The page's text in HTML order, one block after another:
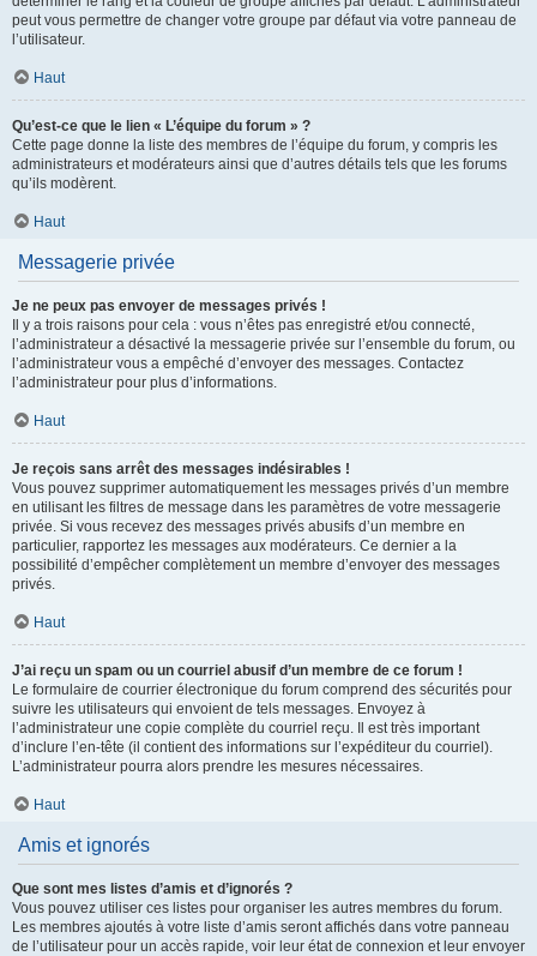
peut vous permettre de changer votre groupe par défaut via votre panneau de
l’utilisateur.
Haut
Qu’est-ce que le lien « L’équipe du forum » ?
Cette page donne la liste des membres de l’équipe du forum, y compris les
administrateurs et modérateurs ainsi que d’autres détails tels que les forums
qu’ils modèrent.
Haut
Messagerie privée
Je ne peux pas envoyer de messages privés !
Il y a trois raisons pour cela : vous n’êtes pas enregistré et/ou connecté,
l’administrateur a désactivé la messagerie privée sur l’ensemble du forum, ou
l’administrateur vous a empêché d’envoyer des messages. Contactez
l’administrateur pour plus d’informations.
Haut
Je reçois sans arrêt des messages indésirables !
Vous pouvez supprimer automatiquement les messages privés d’un membre
en utilisant les filtres de message dans les paramètres de votre messagerie
privée. Si vous recevez des messages privés abusifs d’un membre en
particulier, rapportez les messages aux modérateurs. Ce dernier a la
possibilité d’empêcher complètement un membre d’envoyer des messages
privés.
Haut
J’ai reçu un spam ou un courriel abusif d’un membre de ce forum !
Le formulaire de courrier électronique du forum comprend des sécurités pour
suivre les utilisateurs qui envoient de tels messages. Envoyez à
l’administrateur une copie complète du courriel reçu. Il est très important
d’inclure l’en-tête (il contient des informations sur l’expéditeur du courriel).
L’administrateur pourra alors prendre les mesures nécessaires.
Haut
Amis et ignorés
Que sont mes listes d’amis et d’ignorés ?
Vous pouvez utiliser ces listes pour organiser les autres membres du forum.
Les membres ajoutés à votre liste d’amis seront affichés dans votre panneau
de l’utilisateur pour un accès rapide, voir leur état de connexion et leur envoyer